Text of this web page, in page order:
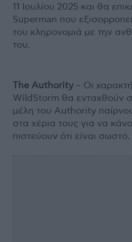
11 Ιουλίου 2025 και θα
Superman που
του κληρονομιά με την
του.
The Authority – Οι
WildStorm θα ενταχθούν
μέλη του Authority
στα χέρια τους για να
πιστεύουν ότι είναι σωστό.